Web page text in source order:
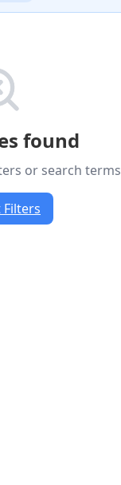
found
or search terms
Filters